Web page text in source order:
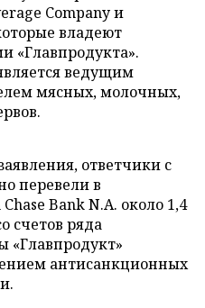
Company и
владеют
«Главпродукта».
ведущим
мясных, молочных,
ответчики с
перевели в
Bank N.A. около 1,4
счетов ряда
антисанкционных